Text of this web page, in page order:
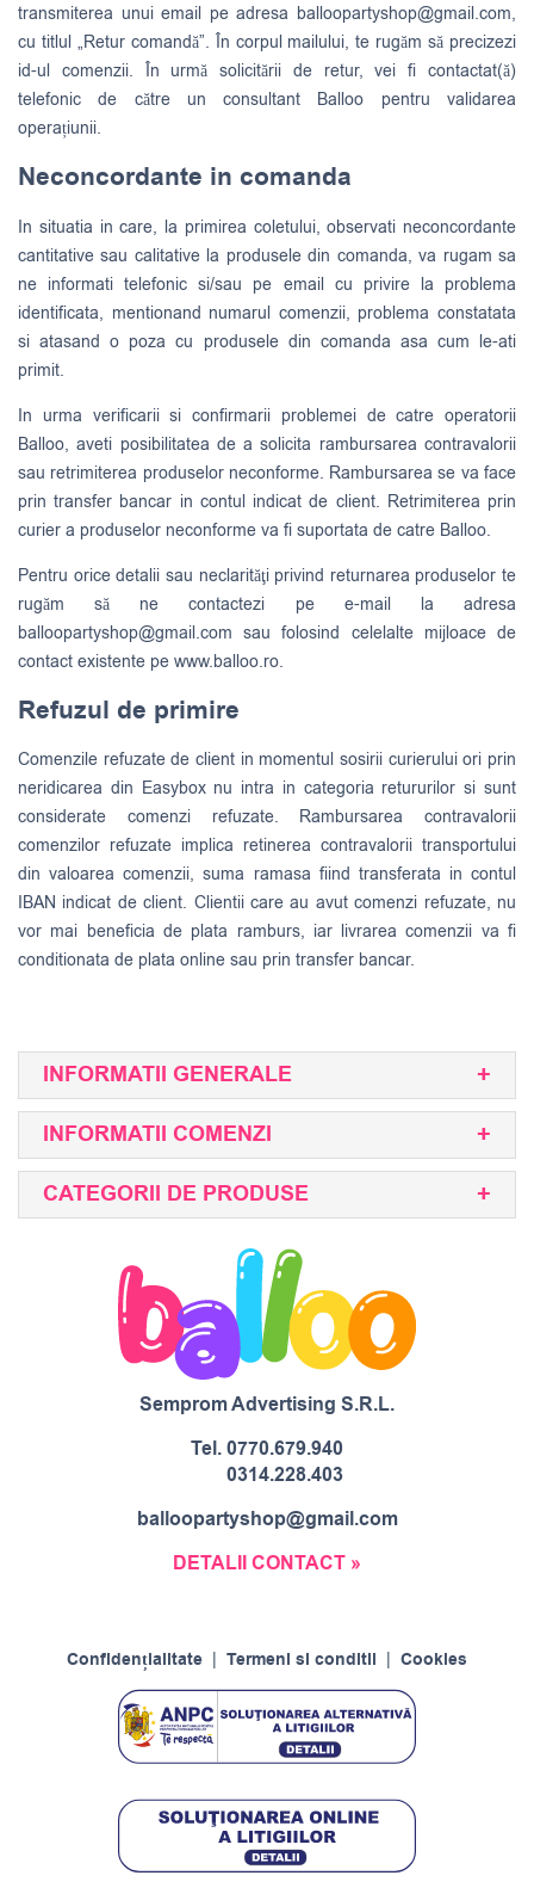
transmiterea unui email pe adresa balloopartyshop@gmail.com,
cu titlul „Retur comandă”. În corpul mailului, te rugăm să precizezi
id-ul comenzii. În urmă solicitării de retur, vei fi contactat(ă)
telefonic de către un consultant Balloo pentru validarea
operațiunii.
Neconcordante in comanda
In situatia in care, la primirea coletului, observati neconcordante
cantitative sau calitative la produsele din comanda, va rugam sa
ne informati telefonic si/sau pe email cu privire la problema
identificata, mentionand numarul comenzii, problema constatata
si atasand o poza cu produsele din comanda asa cum le-ati
primit.
In urma verificarii si confirmarii problemei de catre operatorii
Balloo, aveti posibilitatea de a solicita rambursarea contravalorii
sau retrimiterea produselor neconforme. Rambursarea se va face
prin transfer bancar in contul indicat de client. Retrimiterea prin
curier a produselor neconforme va fi suportata de catre Balloo.
Pentru orice detalii sau neclarităţi privind returnarea produselor te
rugăm să ne contactezi pe e-mail la adresa
balloopartyshop@gmail.com sau folosind celelalte mijloace de
contact existente pe www.balloo.ro.
Refuzul de primire
Comenzile refuzate de client in momentul sosirii curierului ori prin
neridicarea din Easybox nu intra in categoria retururilor si sunt
considerate comenzi refuzate. Rambursarea contravalorii
comenzilor refuzate implica retinerea contravalorii transportului
din valoarea comenzii, suma ramasa fiind transferata in contul
IBAN indicat de client. Clientii care au avut comenzi refuzate, nu
vor mai beneficia de plata ramburs, iar livrarea comenzii va fi
conditionata de plata online sau prin transfer bancar.
INFORMATII GENERALE
INFORMATII COMENZI
CATEGORII DE PRODUSE
Semprom Advertising S.R.L.
Tel.0770.679.940
0314.228.403
balloopartyshop@gmail.com
DETALII CONTACT »
Confidențialitate Termeni si conditii Cookies